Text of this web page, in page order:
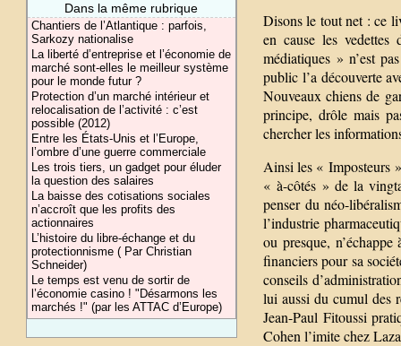
Dans la même rubrique
Chantiers de l’Atlantique : parfois,
Sarkozy nationalise
La liberté d’entreprise et l’économie de
marché sont-elles le meilleur système
pour le monde futur ?
Protection d’un marché intérieur et
relocalisation de l’activité : c’est
possible (2012)
Entre les États-Unis et l’Europe,
l’ombre d’une guerre commerciale
Les trois tiers, un gadget pour éluder
la question des salaires
La baisse des cotisations sociales
n’accroît que les profits des
actionnaires
L’histoire du libre-échange et du
protectionnisme ( Par Christian
Schneider)
Le temps est venu de sortir de
l’économie casino ! "Désarmons les
marchés !" (par les ATTAC d’Europe)
Disons le tout net : ce
en cause les
médiatiques » n’est
public l’a découverte
Nouveaux chiens de
principe, drôle mais
chercher les
Ainsi les « Imposteurs
« à-côtés » de la
penser du néo-
l’industrie
ou presque,
financiers pour sa
conseils
lui aussi du cumul des
Jean-Paul Fitoussi
Cohen l’imite chez